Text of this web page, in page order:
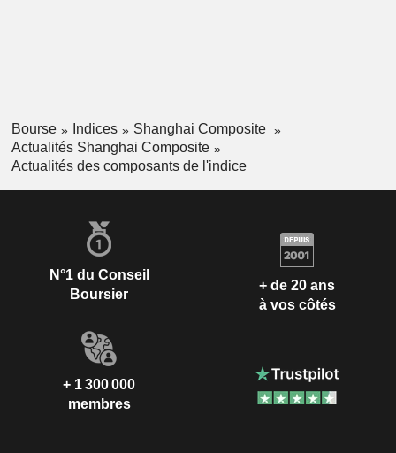
Bourse Indices
Shanghai Composite
Actualités Shanghai Composite
Actualités des composants de l'indice
N°1 du Conseil
Boursier
+ de 20 ans
à vos côtés
+ 1 300 000
membres